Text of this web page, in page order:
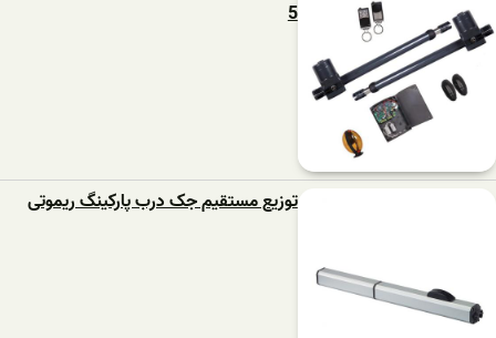
5
توزیع مستقیم جک درب پارکینگ ریموتی